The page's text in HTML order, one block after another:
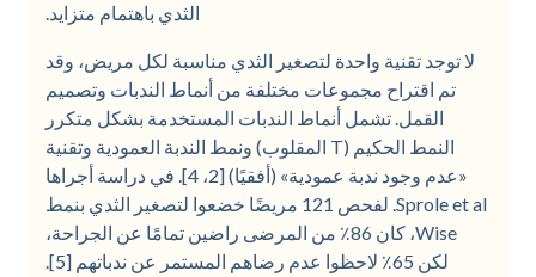
الثدي باهتمام متزايد.
لا توجد تقنية واحدة لتصغير الثدي مناسبة لكل مريض، وقد
تم اقتراح مجموعات مختلفة من أنماط الندبات وتصميم
القمل. تشمل أنماط الندبات المستخدمة بشكل متكرر
النمط الحكيم (T المقلوب) ونمط الندبة العمودية وتقنية
«عدم وجود ندبة عمودية» (أفقيًا) [2، 4]. في دراسة أجراها
Sprole et al. لفحص 121 مريضًا خضعوا لتصغير الثدي بنمط
Wise، كان 86٪ من المرضى راضين تمامًا عن الجراحة،
لكن 65٪ لاحظوا عدم رضاهم المستمر عن ندباتهم [5].